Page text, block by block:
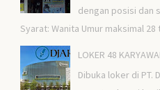
dengan posisi dan
Syarat: Wanita Umur maksimal 28
LOKER 48
Dibuka loker di PT.